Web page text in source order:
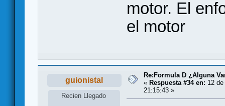
motor. El
el motor
guionistal
Recien Llegado
Re:Formula D ¿Alguna
« Respuesta #34 en: 12
21:15:43 »